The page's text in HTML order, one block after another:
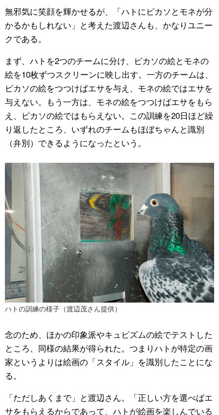
無邪気に笑顔を輝かせるが、「ハトにピカソとモネが分
かるかもしれない」と考えた渡辺さんも、かなりユニー
クである。
まず、ハトを2つのチームに分け、ピカソの絵とモネの
絵を10枚ずつスクリーンに映し出す。一方のチームは、
ピカソの絵をつつけばエサを与え、モネの絵ではエサを
与えない。もう一方は、モネの絵をつつけばエサをもら
え、ピカソの絵ではもらえない。この訓練を20日ほど繰
り返したところ、いずれのチームもほぼちゃんと識別
（弁別）できるようになったという。
ハトの訓練の様子（渡辺茂さん提供）
念のため、ほかの印象派やキュビズムの絵でテストした
ところ、同様の結果が得られた。つまりハトが特定の画
家というよりは絵画の「スタイル」を識別したことにな
る。
「ただしあくまで」と渡辺さん。「正しい方を選べばエ
サをもらえるからであって、ハトが絵画を楽しんでいる